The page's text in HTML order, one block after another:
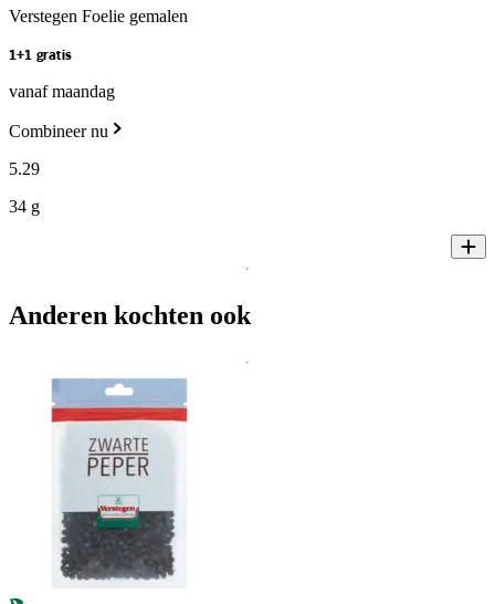
Verstegen Foelie gemalen
1+1 gratis
vanaf maandag
Combineer nu
5.29
34 g
Anderen kochten ook